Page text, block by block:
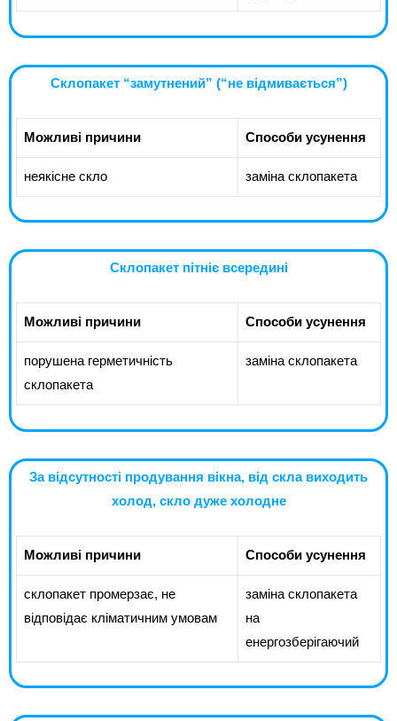
Склопакет “замутнений” (“не відмивається”)
Можливі причини Способи усунення
неякісне скло заміна склопакета
Склопакет пітніє всередині
Можливі причини Способи усунення
порушена герметичність
склопакета
заміна склопакета
За відсутності продування вікна, від скла виходить
холод, скло дуже холодне
Можливі причини Способи усунення
склопакет промерзає, не
відповідає кліматичним умовам
заміна склопакета
на
енергозберігаючий